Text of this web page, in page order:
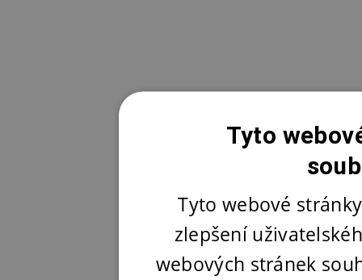
Tyto
Tyto webové
zlepšení
webových stránek